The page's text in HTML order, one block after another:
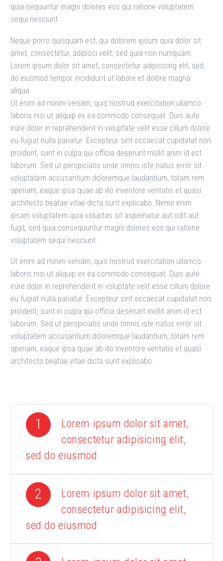
quia sequuntur magni dolores eos qui ratione voluptatem
sequi nesciunt.
Neque porro quisquam est, qui dolorem ipsum quia dolor sit
amet, consectetur, adipisci velit, sed quia non numquam.
Lorem ipsum dolor sit amet, consectetur adipisicing elit, sed
do eiusmod tempor incididunt ut labore et dolore magna
aliqua.
Ut enim ad minim veniam, quis nostrud exercitation ullamco
laboris nisi ut aliquip ex ea commodo consequat. Duis aute
irure dolor in reprehenderit in voluptate velit esse cillum dolore
eu fugiat nulla pariatur. Excepteur sint occaecat cupidatat non
proident, sunt in culpa qui officia deserunt mollit anim id est
laborum. Sed ut perspiciatis unde omnis iste natus error sit
voluptatem accusantium doloremque laudantium, totam rem
aperiam, eaque ipsa quae ab illo inventore veritatis et quasi
architecto beatae vitae dicta sunt explicabo. Nemo enim
ipsam voluptatem quia voluptas sit aspernatur aut odit aut
fugit, sed quia consequuntur magni dolores eos qui ratione
voluptatem sequi nesciunt.
Ut enim ad minim veniam, quis nostrud exercitation ullamco
laboris nisi ut aliquip ex ea commodo consequat. Duis aute
irure dolor in reprehenderit in voluptate velit esse cillum dolore
eu fugiat nulla pariatur. Excepteur sint occaecat cupidatat non
proident, sunt in culpa qui officia deserunt mollit anim id est
laborum. Sed ut perspiciatis unde omnis iste natus error sit
voluptatem accusantium doloremque laudantium, totam rem
aperiam, eaque ipsa quae ab illo inventore veritatis et quasi
architecto beatae vitae dicta sunt explicabo.
1
Lorem ipsum dolor sit amet,
consectetur adipisicing elit,
sed do eiusmod
2
Lorem ipsum dolor sit amet,
consectetur adipisicing elit,
sed do eiusmod